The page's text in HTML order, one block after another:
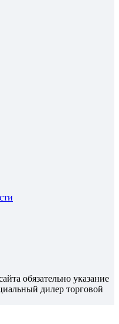
обязательно указание
дилер торговой